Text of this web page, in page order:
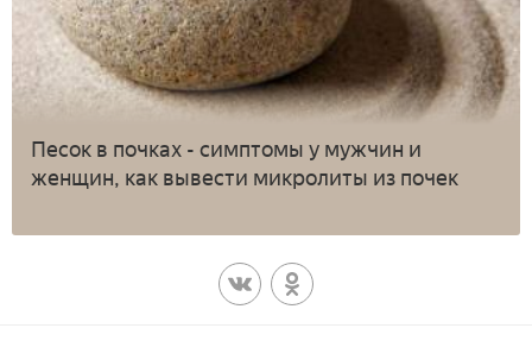
Песок в почках - симптомы у мужчин и
женщин, как вывести микролиты из почек